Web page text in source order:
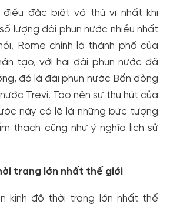
điều đặc biệt và thú vị nhất khi
lượng đài phun nước nhiều nhất
Rome chính là thành phố của
tạo, với hai đài phun nước đã
đó là đài phun nước Bốn dòng
Trevi. Tạo nên sự thu hút của
này có lẽ là những bức tượng
thạch cũng như ý nghĩa lịch sử
trang lớn nhất thế giới
kinh đô thời trang lớn nhất thế